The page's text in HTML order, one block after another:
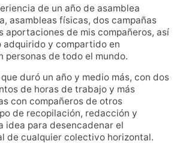
de un año de asamblea
asambleas físicas, dos campañas
aportaciones de mis compañeros, así
adquirido y compartido en
personas de todo el mundo.
duró un año y medio más, con dos
de horas de trabajo y más
con compañeros de otros
de recopilación, redacción y
idea para desencadenar el
de cualquier colectivo horizontal.